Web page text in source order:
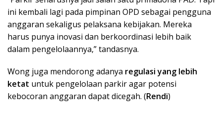
ini kembali lagi pada pimpinan OPD sebagai pengguna
anggaran sekaligus pelaksana kebijakan. Mereka
harus punya inovasi dan berkoordinasi lebih baik
dalam pengelolaannya,” tandasnya.
Wong juga mendorong adanya regulasi yang lebih
ketat untuk pengelolaan parkir agar potensi
kebocoran anggaran dapat dicegah. (Rendi)